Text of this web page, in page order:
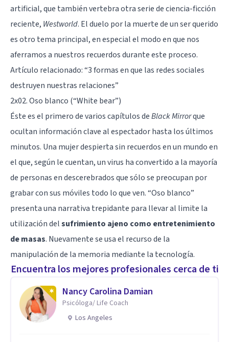
artificial, que también vertebra otra serie de ciencia-ficción
reciente, Westworld. Elduelo por la muerte de un ser querido
es otro tema principal, en especial el modo en que nos
aferramos a nuestros recuerdos durante este proceso.
Artículo relacionado: “3 formas en que las redes sociales
destruyen nuestras relaciones”
2x02. Oso blanco (“White bear”)
Éste es el primero de varios capítulos deBlack Mirrorque
ocultan información clave al espectador hasta los últimos
minutos. Una mujer despierta sin recuerdos en un mundo en
el que, según le cuentan, un virus ha convertido a la mayoría
de personas en descerebrados que sólo se preocupan por
grabar con sus móviles todo lo que ven. “Oso blanco”
presenta una narrativa trepidante para llevar al limite la
utilización delsufrimiento ajeno como entretenimiento
de masas. Nuevamente se usa el recurso de la
manipulación de la memoria mediante la tecnología.
Encuentra los mejores profesionales cerca de ti
Nancy Carolina Damian
Psicóloga/ Life Coach
Los Angeles